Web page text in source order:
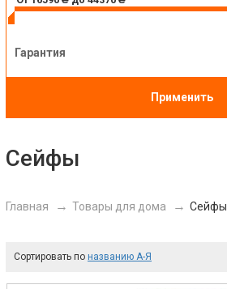
Сейфы
Главная Товары для дома Сейфы
Сортировать по названию А-Я
Гарантия
Применить